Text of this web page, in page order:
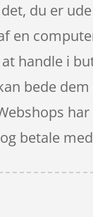
du er
en
handle i
bede
betale